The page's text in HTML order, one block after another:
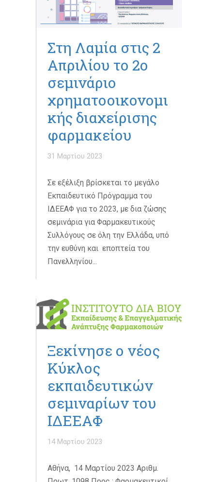
Στη Λαμία στις 2
Απριλίου το 2ο
σεμινάριο
χρηματοοικονομι
κής διαχείρισης
φαρμακείου
31 Μαρτίου 2023
Σε εξέλιξη βρίσκεται το μεγάλο
Εκπαιδευτικό Πρόγραμμα του
ΙΔΕΕΑΦ για το 2023, με δια ζώσης
σεμινάρια για Φαρμακευτικούς
Συλλόγους σε όλη την Ελλάδα, υπό
την ευθύνη και εποπτεία του
Πανελληνίου...
Ξεκίνησε ο νέος
Κύκλος
εκπαιδευτικών
σεμιναρίων του
ΙΔΕΕΑΦ
14 Μαρτίου 2023
Αθήνα, 14 Μαρτίου 2023 Αριθμ.